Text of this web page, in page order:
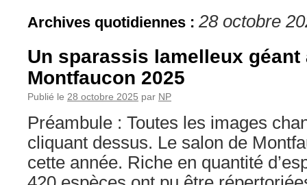
Archives quotidiennes : 28 octobre
Un sparassis lamelleux géant
Montfaucon 2025
Publié le 28 octobre 2025 par NP
Préambule : Toutes les images
cliquant dessus. Le salon de
cette année. Riche en quantité